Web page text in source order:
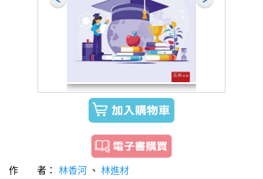
作 者： 林香河 、林進材